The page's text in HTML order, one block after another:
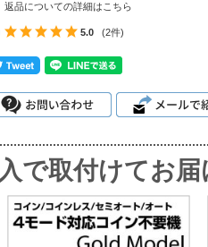
返品についての詳細はこちら
5.0 (2件)
で取付けてお